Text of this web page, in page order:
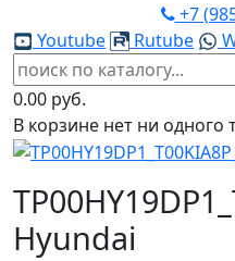
+7
Youtube
Rutube
0.00 руб.
В корзине нет ни одного
Hyundai